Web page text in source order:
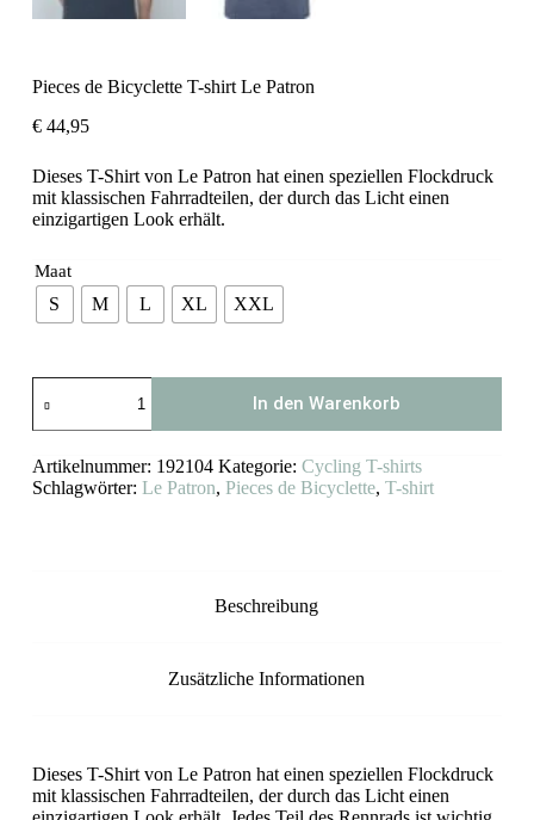
Pieces de Bicyclette T-shirt Le Patron
€44,95
Dieses T-Shirt von Le Patron hat einen speziellen Flockdruck
mit klassischen Fahrradteilen, der durch das Licht einen
einzigartigen Look erhält.
Maat
S M L XL XXL
Pieces
de
Bicyclette
shirt
Le
In den Warenkorb
Artikelnummer: 192104 Kategorie: Cycling T-shirts
Schlagwörter: Le Patron, Pieces de Bicyclette, T-shirt
Beschreibung
Zusätzliche Informationen
Dieses T-Shirt von Le Patron hat einen speziellen Flockdruck
mit klassischen Fahrradteilen, der durch das Licht einen